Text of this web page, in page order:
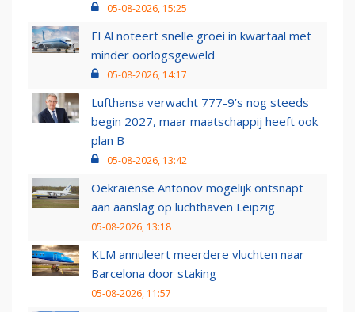
05-08-2026, 15:25
El Al noteert snelle groei in kwartaal met
minder oorlogsgeweld
05-08-2026, 14:17
Lufthansa verwacht 777-9’s nog steeds
begin 2027, maar maatschappij heeft ook
plan B
05-08-2026, 13:42
Oekraïense Antonov mogelijk ontsnapt
aan aanslag op luchthaven Leipzig
05-08-2026, 13:18
KLM annuleert meerdere vluchten naar
Barcelona door staking
05-08-2026, 11:57